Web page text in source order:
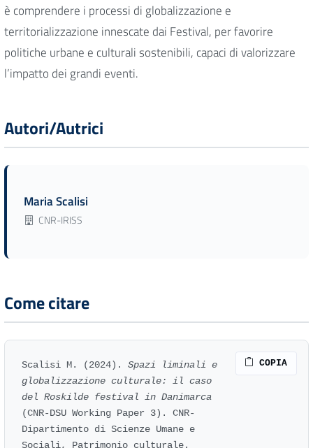
è comprendere i processi di globalizzazione e
territorializzazione innescate dai Festival, per favorire
politiche urbane e culturali sostenibili, capaci di valorizzare
l’impatto dei grandi eventi.
Autori/Autrici
Maria Scalisi
CNR-IRISS
Come citare
Scalisi M. (2024). Spazi liminali e
globalizzazione culturale: il caso
del Roskilde festival in Danimarca
(CNR-DSU Working Paper 3). CNR-
Dipartimento di Scienze Umane e
Sociali, Patrimonio culturale.
COPIA